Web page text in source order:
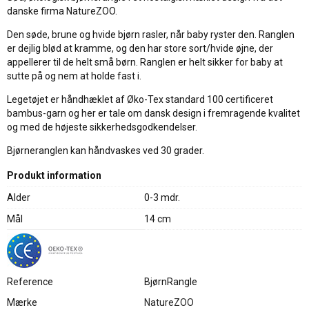
danske firma NatureZOO.
Den søde, brune og hvide bjørn rasler, når baby ryster den. Ranglen
er dejlig blød at kramme, og den har store sort/hvide øjne, der
appellerer til de helt små børn. Ranglen er helt sikker for baby at
sutte på og nem at holde fast i.
Legetøjet er håndhæklet af Øko-Tex standard 100 certificeret
bambus-garn og her er tale om dansk design i fremragende kvalitet
og med de højeste sikkerhedsgodkendelser.
Bjørneranglen kan håndvaskes ved 30 grader.
Produkt information
Alder
0-3 mdr.
Mål
14 cm
Reference
BjørnRangle
Mærke
NatureZOO